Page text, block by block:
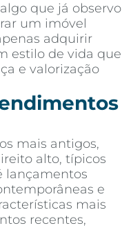
que já observo
um imóvel
adquirir
estilo de vida que
e valorização
mais antigos,
alto, típicos
lançamentos
e
mais
recentes,